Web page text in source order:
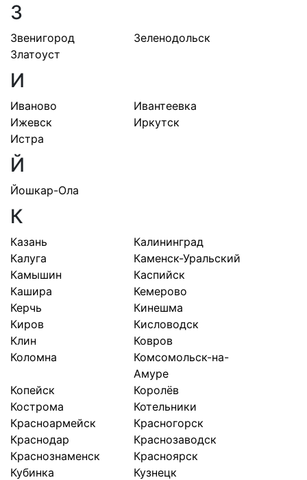
З
Звенигород
Зеленодольск
Златоуст
И
Иваново
Ивантеевка
Ижевск
Иркутск
Истра
Й
Йошкар-Ола
К
Казань
Калининград
Калуга
Каменск-Уральский
Камышин
Каспийск
Кашира
Кемерово
Керчь
Кинешма
Киров
Кисловодск
Клин
Ковров
Коломна
Комсомольск-на-
Амуре
Копейск
Королёв
Кострома
Котельники
Красноармейск
Красногорск
Краснодар
Краснозаводск
Краснознаменск
Красноярск
Кубинка
Кузнецк